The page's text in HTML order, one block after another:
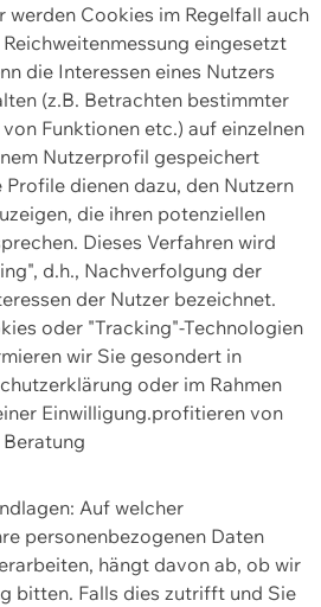
werden Cookies im Regelfall auch
eingesetzt
die Interessen eines Nutzers
(z.B. Betrachten bestimmter
Funktionen etc.) auf einzelnen
Nutzerprofil gespeichert
Profile dienen dazu, den Nutzern
die ihren potenziellen
Dieses Verfahren wird
d.h., Nachverfolgung der
der Nutzer bezeichnet.
oder "Tracking"-Technologien
wir Sie gesondert in
oder im Rahmen
Einwilligung.profitieren von
Auf welcher
personenbezogenen Daten
hängt davon ab, ob wir
bitten. Falls dies zutrifft und Sie